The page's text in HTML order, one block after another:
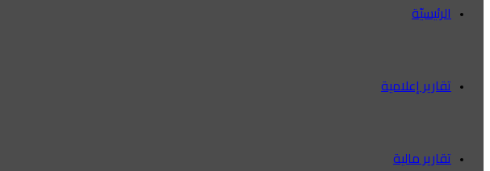
الرئيسيّة
تقارير إعلامية
تقارير مالية